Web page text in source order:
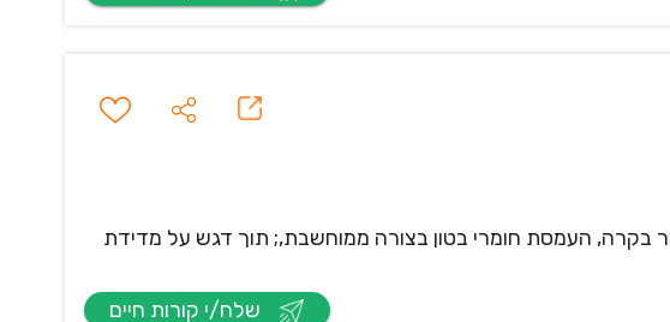
העמסת חומרי בטון בצורה ממוחשבת,; תוך דגש על מדידת